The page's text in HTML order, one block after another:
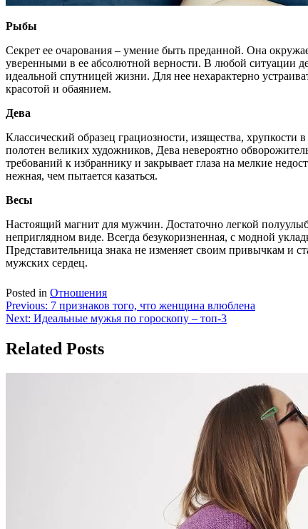
Рыбы
Секрет ее очарования – умение быть преданной. Она
уверенными в ее абсолютной верности. В любой ситуации
идеальной спутницей жизни. Для нее нехарактерно
красотой и обаянием.
Дева
Классический образец грациозности, изящества,
полотен великих художников, Дева невероятно
требований к избраннику и закрывает глаза на мелкие
нежная, чем пытается казаться.
Весы
Настоящий магнит для мужчин. Достаточно легкой
неприглядном виде. Всегда безукоризненная, с модной
Представительница знака не изменяет своим привычкам и
мужских сердец.
Posted in Отношения
Навигация
по
записям
Previous: 7 признаков того, что женщина влюблена
Next: Идеальные мужья по гороскопу – топ-3
Related Posts